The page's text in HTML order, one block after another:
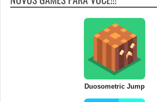
Duosometric Jump